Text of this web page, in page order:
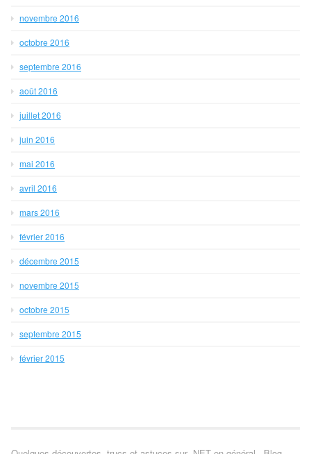
novembre 2016
octobre 2016
septembre 2016
août 2016
juillet 2016
juin 2016
mai 2016
avril 2016
mars 2016
février 2016
décembre 2015
novembre 2015
octobre 2015
septembre 2015
février 2015